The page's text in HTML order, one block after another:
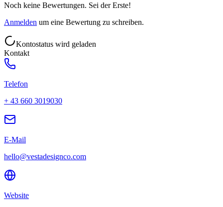
Noch keine Bewertungen. Sei der Erste!
Anmelden um eine Bewertung zu schreiben.
Kontostatus wird geladen
Kontakt
Telefon
+ 43 660 3019030
E-Mail
hello@vestadesignco.com
Website